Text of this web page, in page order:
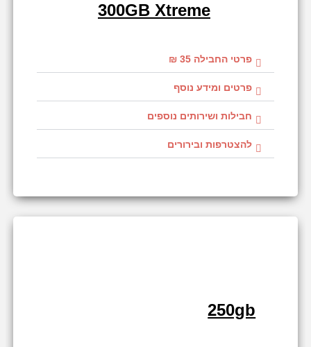
300GB Xtreme
פרטי החבילה 35 ₪
פרטים ומידע נוסף
חבילות ושירותים נוספים
להצטרפות ובירורים
250gb